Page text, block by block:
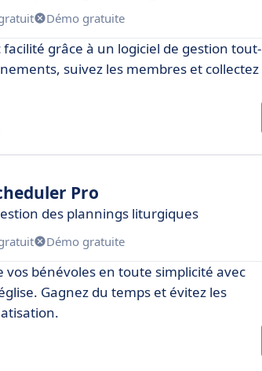
Démo gratuite
facilité grâce à un logiciel de gestion tout-
suivez les membres et collectez
Pro
des plannings liturgiques
Démo gratuite
vos bénévoles en toute simplicité avec
Gagnez du temps et évitez les